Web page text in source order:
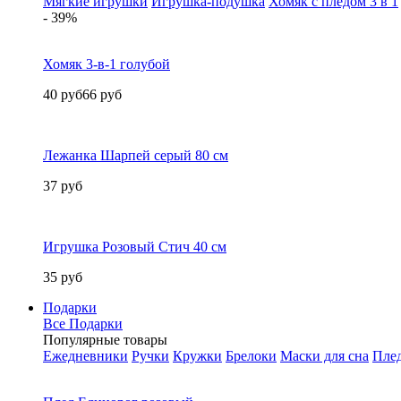
- 39%
Хомяк 3-в-1 голубой
40 руб66 руб
Лежанка Шарпей серый 80 см
37 руб
Игрушка Розовый Стич 40 см
35 руб
Подарки
Все Подарки
Популярные товары
Ежедневники Ручки Кружки Брелоки Маски для сна